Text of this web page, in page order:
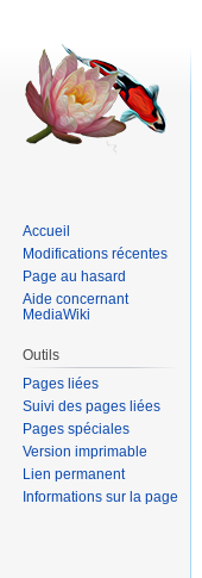
Accueil
Modifications récentes
Page au hasard
Aide concernant
MediaWiki
Outils
Pages liées
Suivi des pages liées
Pages spéciales
Version imprimable
Lien permanent
Informations sur la page